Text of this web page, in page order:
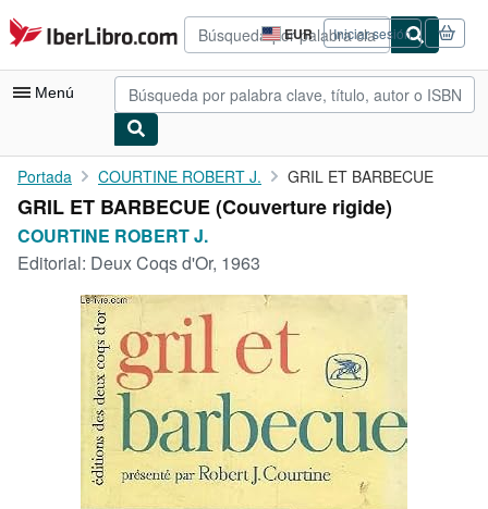
Pasar al contenido principal
IberLibro.com EUR
Preferencias
de
compra
del
Iniciar sesión
Menú
Mi cuenta
Consultar mis pedidos
Libros antiguos
Arte y coleccionismo
Vendedores
Comenzar a vender
Portada COURTINE ROBERT J. GRIL ET BARBECUE
GRIL ET BARBECUE (Couverture rigide)
COURTINE ROBERT J.
Editorial: Deux Coqs d'Or, 1963